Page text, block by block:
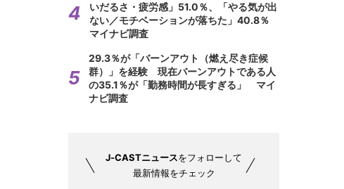
いだるさ・疲労感」51.0％、「やる気が出
ない／モチベーションが落ちた」40.8％
マイナビ調査
29.3％が「バーンアウト（燃え尽き症候
群）」を経験 現在バーンアウトである人
の35.1％が「勤務時間が長すぎる」 マイ
ナビ調査
J-CASTニュースをフォローして
最新情報をチェック